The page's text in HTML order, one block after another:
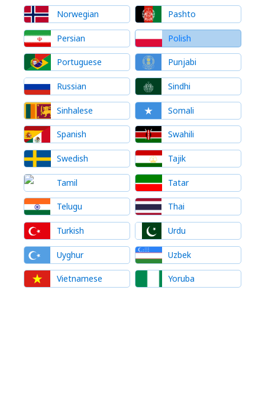
Norwegian Pashto
Persian Polish
Portuguese Punjabi
Russian Sindhi
Sinhalese Somali
Spanish Swahili
Swedish Tajik
Tamil Tatar
Telugu Thai
Turkish Urdu
Uyghur Uzbek
Vietnamese Yoruba